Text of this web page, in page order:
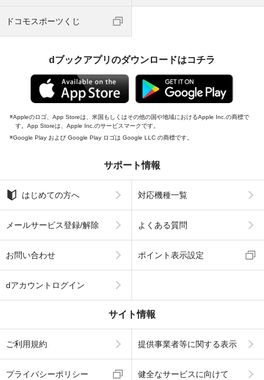
ドコモスポーツくじ
dブックアプリのダウンロードはコチラ
Appleのロゴ、App Storeは、米国もしくはその他の国や地域におけるApple Inc.の商標で
す。App Storeは、Apple Inc.のサービスマークです。
Google Play および Google Play ロゴは Google LLC の商標です。
サポート情報
はじめての方へ 対応機種一覧
メールサービス登録/解除 よくある質問
お問い合わせ ポイント表示設定
dアカウントログイン
サイト情報
ご利用規約 提供事業者等に関する表示
プライバシーポリシー 健全なサービスに向けて